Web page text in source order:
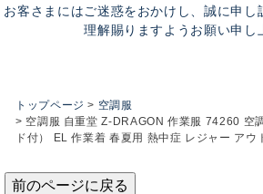
お客さまにはご迷惑をおかけし、誠に申し
理解賜りますようお願い申し
トップページ
空調服
空調服 自重堂 Z-DRAGON 作業服 74260 空
ド付） EL 作業着 春夏用 熱中症 レジャー アウ
前のページに戻る